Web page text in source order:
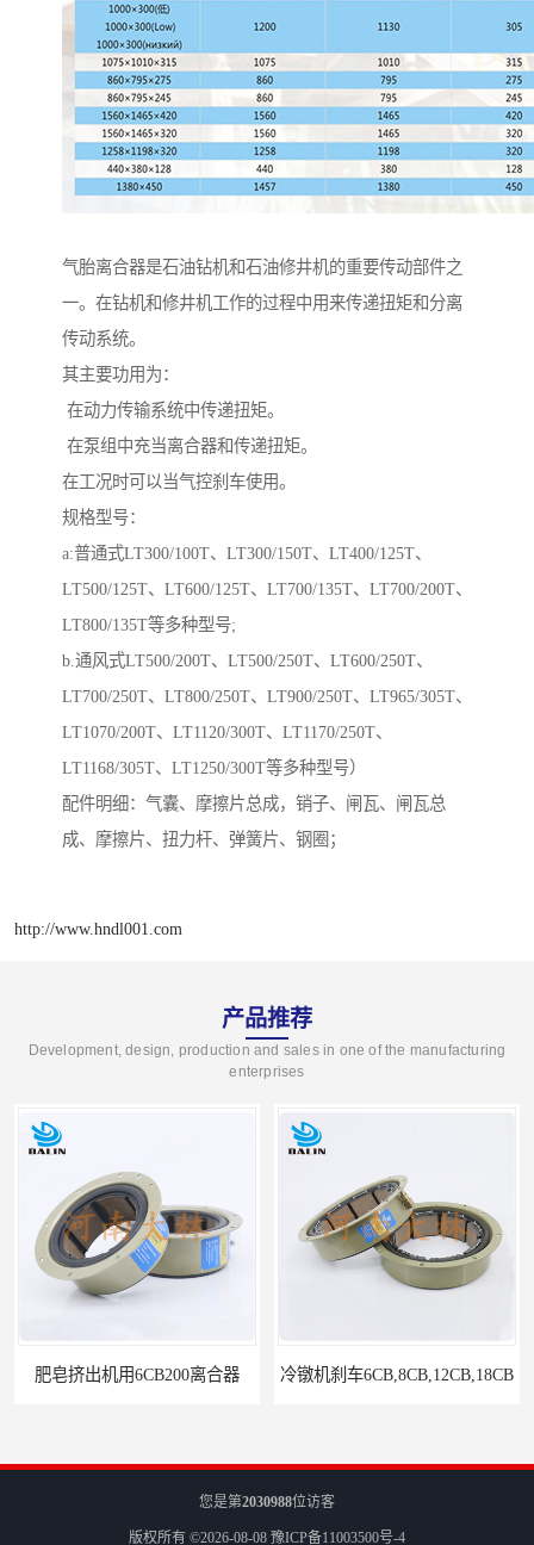
气胎离合器是石油钻机和石油修井机的重要传动部件之
一。在钻机和修井机工作的过程中用来传递扭矩和分离
传动系统。
其主要功用为：
在动力传输系统中传递扭矩。
在泵组中充当离合器和传递扭矩。
在工况时可以当气控刹车使用。
规格型号：
a:普通式LT300/100T、LT300/150T、LT400/125T、
LT500/125T、LT600/125T、LT700/135T、LT700/200T、
LT800/135T等多种型号;
b.通风式LT500/200T、LT500/250T、LT600/250T、
LT700/250T、LT800/250T、LT900/250T、LT965/305T、
LT1070/200T、LT1120/300T、LT1170/250T、
LT1168/305T、LT1250/300T等多种型号）
配件明细：气囊、摩擦片总成，销子、闸瓦、闸瓦总
成、摩擦片、扭力杆、弹簧片、钢圈；
http://www.hndl001.com
产品推荐
Development, design, production and sales in one of the manufacturing
enterprises
冷镦机刹车6CB,8CB,12CB,18CB Airflex同等6CB200离合器
您是第2030988位访客
版权所有 ©2026-08-08 豫ICP备11003500号-4